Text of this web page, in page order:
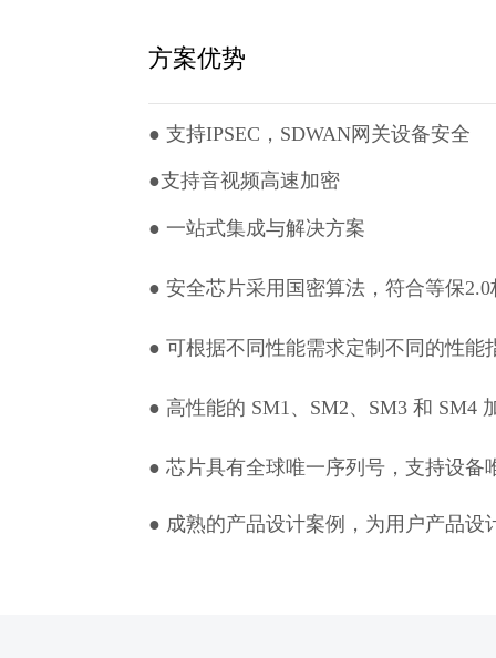
方案优势
●支持IPSEC，SDWAN网关设备安全
●支持音视频高速加密
● 一站式集成与解决方案
● 安全芯片采用国密算法，符合等保2.0
● 可根据不同性能需求定制不同的性能
● 高性能的 SM1、SM2、SM3 和 SM4
● 芯片具有全球唯一序列号，支持设备
● 成熟的产品设计案例，为用户产品设